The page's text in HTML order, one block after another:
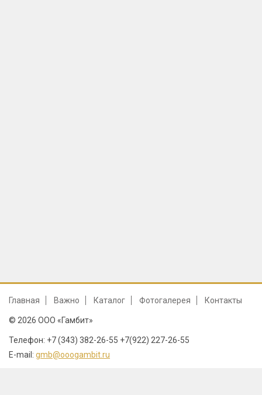
Главная Важно Каталог Фотогалерея Контакты
© 2026 ООО «Гамбит»
Телефон: +7 (343) 382-26-55 +7(922) 227-26-55
E-mail: gmb@ooogambit.ru